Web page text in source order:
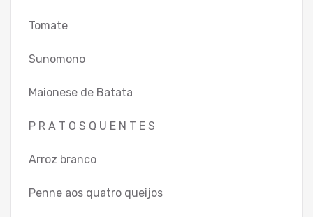
Tomate
Sunomono
Maionese de Batata
P R A T O S Q U E N T E S
Arroz branco
Penne aos quatro queijos